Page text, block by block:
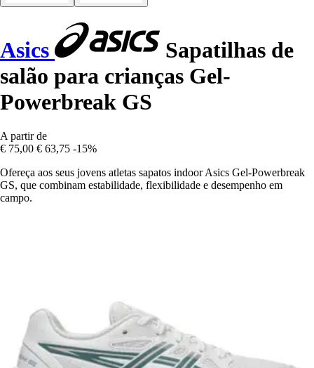
Asics
Sapatilhas de
salão para crianças Gel-
Powerbreak GS
A partir de
€ 75,00 € 63,75 -15%
Ofereça aos seus jovens atletas sapatos indoor Asics Gel-Powerbreak
GS, que combinam estabilidade, flexibilidade e desempenho em
campo.